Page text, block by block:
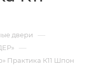
двери —
—
Практика К11 Шпон